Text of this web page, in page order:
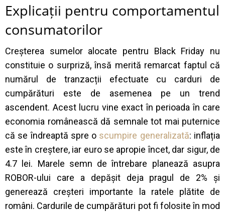
Explicații pentru comportamentul
consumatorilor
Creșterea sumelor alocate pentru Black Friday nu
constituie o surpriză, însă merită remarcat faptul că
numărul de tranzacții efectuate cu carduri de
cumpărături este de asemenea pe un trend
ascendent. Acest lucru vine exact în perioada în care
economia românească dă semnale tot mai puternice
că se îndreaptă spre o scumpire generalizată: inflația
este în creștere, iar euro se apropie încet, dar sigur, de
4.7 lei. Marele semn de întrebare planează asupra
ROBOR-ului care a depășit deja pragul de 2% și
generează creșteri importante la ratele plătite de
români. Cardurile de cumpărături pot fi folosite în mod